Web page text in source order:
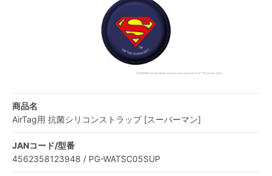
商品名
AirTag用 抗菌シリコンストラップ [スーパーマン]
JANコード/型番
4562358123948 / PG-WATSC05SUP